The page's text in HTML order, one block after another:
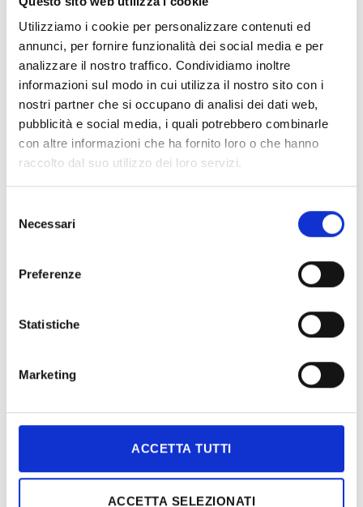
Utilizziamo i cookie per personalizzare contenuti ed
annunci, per fornire funzionalità dei social media e per
analizzare il nostro traffico. Condividiamo inoltre
informazioni sul modo in cui utilizza il nostro sito con i
nostri partner che si occupano di analisi dei dati web,
pubblicità e social media, i quali potrebbero combinarle
con altre informazioni che ha fornito loro o che hanno
raccolto dal suo utilizzo dei loro servizi.
delNecessari
Preferenze
Statistiche
Marketing
ACCETTA TUTTI
ACCETTA SELEZIONATI
superiore a quello necessario agli scopi per i quali essi sono
stati raccolti o successivamente trattati, conformemente a
quanto previsto dall’art. 5, par. 1, lett. e) del GDPR.
I dati personali che non siano più necessari, o per i quali non
vi sia più un presupposto giuridico per la relativa
conservazione, vengono anonimizzati irreversibilmente o
distrutti in modo sicuro.
eventuali necessità di accertamento di reati da parte
I dati trattati per finalità di marketing potranno essere
conservati per 24 mesi dalla data in cui abbiamo ottenuto il
giudiziarie, questi saranno conservati per il tempo in cui
eventuali pretese possono essere perseguite per legge.
Diritti degli interessati
In ogni momento, Lei potrà avere piena chiarezza sulle
operazioni che Le abbiamo riferito ed esercitare i diritti che
Le sono riconosciuti ai sensi degli artt. 15 e ss. del GDPR.
Potrà esercitare, in qualsiasi momento, con le modalità e nei